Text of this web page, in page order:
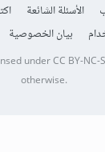
الأسئلة الشائعة
بيان الخصوصية
underCC BY-NC-
otherwise.